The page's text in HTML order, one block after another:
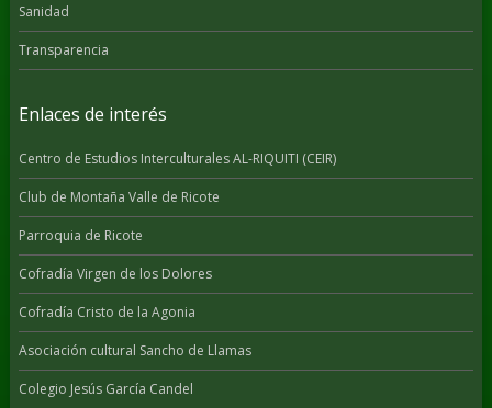
Sanidad
Transparencia
Enlaces de interés
Centro de Estudios Interculturales AL-RIQUITI (CEIR)
Club de Montaña Valle de Ricote
Parroquia de Ricote
Cofradía Virgen de los Dolores
Cofradía Cristo de la Agonia
Asociación cultural Sancho de Llamas
Colegio Jesús García Candel